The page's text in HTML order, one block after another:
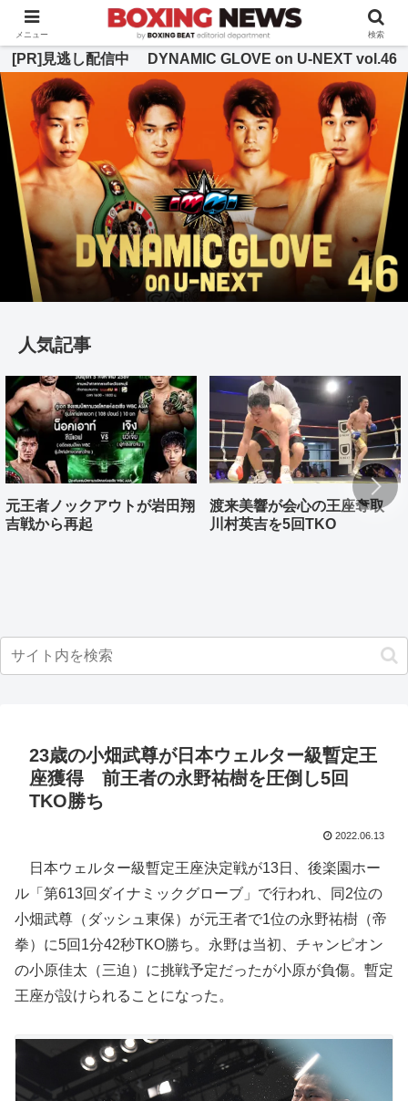
BOXING BEAT [ボクシング・ビート] 公式サイト
[PR]見逃し配信中 DYNAMIC GLOVE on U-NEXT vol.46
人気記事
元王者ノックアウトが岩田翔
吉戦から再起
渡来美響が会心の王座奪取
川村英吉を5回TKO
23歳の小畑武尊が日本ウェルター級暫定王
座獲得 前王者の永野祐樹を圧倒し5回
TKO勝ち
2022.06.13
日本ウェルター級暫定王座決定戦が13日、後楽園ホー
ル「第613回ダイナミックグローブ」で行われ、同2位の
小畑武尊（ダッシュ東保）が元王者で1位の永野祐樹（帝
拳）に5回1分42秒TKO勝ち。永野は当初、チャンピオン
の小原佳太（三迫）に挑戦予定だったが小原が負傷。暫定
王座が設けられることになった。
メニュー 検索